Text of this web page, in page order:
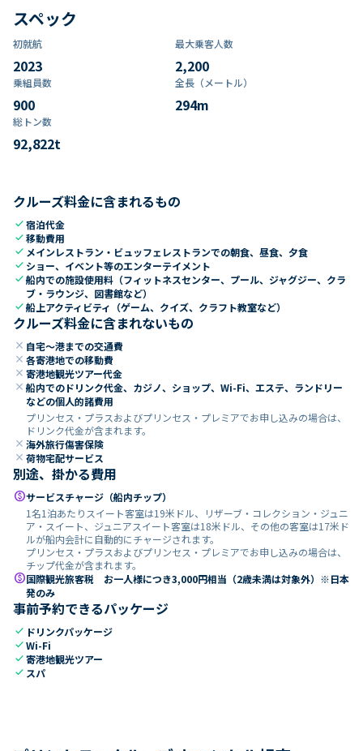
スペック
初就航
2023
最大乗客人数
2,200
乗組員数​
900
全長（メートル）
294m
総トン数​
92,822t
クルーズ料金に含まれるもの
check宿泊代金
check移動費用
check メインレストラン・ビュッフェレストランでの朝食、昼食、夕食
check ショー、イベント等のエンターテイメント
check船内での施設使用料（フィットネスセンター、プール、ジャグジー、クラ
ブ・ラウンジ、図書館など）
check船上アクティビティ（ゲーム、クイズ、クラフト教室など）
クルーズ料金に含まれないもの
close 自宅～港までの交通費
close 各寄港地での移動費
close 寄港地観光ツアー代金
close 船内でのドリンク代金、カジノ、ショップ、Wi-Fi、エステ、ランドリー
などの個人的諸費用
プリンセス・プラスおよびプリンセス・プレミアでお申し込みの場合は、
ドリンク代金が含まれます。
close 海外旅行傷害保険
close 荷物宅配サービス
別途、掛かる費用
paidサービスチャージ（船内チップ）
1名1泊あたりスイート客室は19米ドル、リザーブ・コレクション・ジュニ
ア・スイート、ジュニアスイート客室は18米ドル、その他の客室は17米ド
ルが船内会計に自動的にチャージされます。
プリンセス・プラスおよびプリンセス・プレミアでお申し込みの場合は、
チップ代金が含まれます。
paid国際観光旅客税 お一人様につき3,000円相当（2歳未満は対象外）※日本
発のみ
事前予約できるパッケージ
check ドリンクパッケージ
checkWi-Fi
check寄港地観光ツアー
check スパ